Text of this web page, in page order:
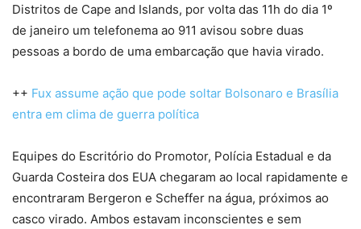
Distritos de Cape and Islands, por volta das 11h do dia 1º
de janeiro um telefonema ao 911 avisou sobre duas
pessoas a bordo de uma embarcação que havia virado.
++ Fux assume ação que pode soltar Bolsonaro e Brasília
entra em clima de guerra política
Equipes do Escritório do Promotor, Polícia Estadual e da
Guarda Costeira dos EUA chegaram ao local rapidamente e
encontraram Bergeron e Scheffer na água, próximos ao
casco virado. Ambos estavam inconscientes e sem